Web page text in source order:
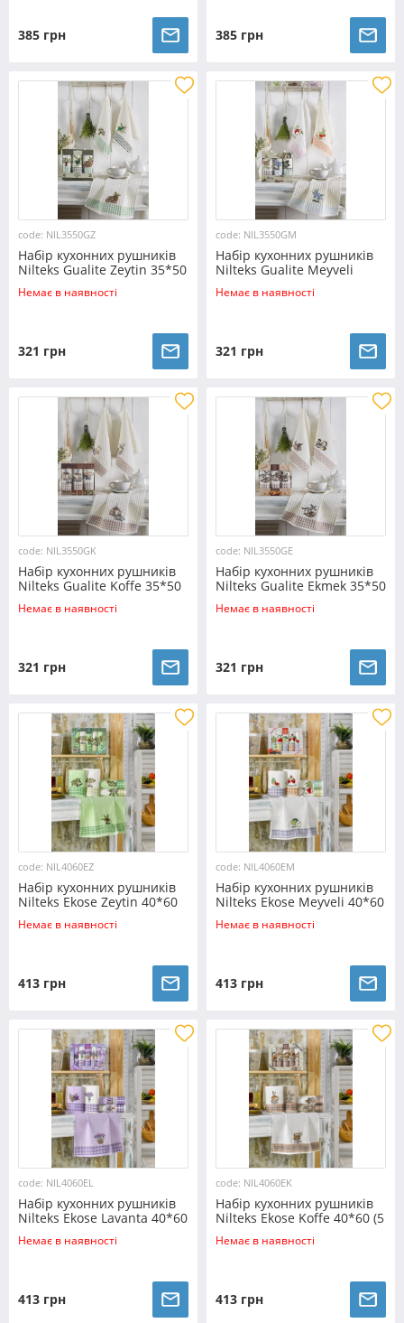
385 грн 385 грн
code: NIL3550GZ
Набір кухонних рушників
Nilteks Gualite Zeytin 35*50
(3 шт)
Немає в наявності
321 грн
code: NIL3550GM
Набір кухонних рушників
Nilteks Gualite Meyveli
35*50 (3 шт)
Немає в наявності
321 грн
code: NIL3550GK
Набір кухонних рушників
Nilteks Gualite Koffe 35*50
(3 шт)
Немає в наявності
321 грн
code: NIL3550GE
Набір кухонних рушників
Nilteks Gualite Ekmek 35*50
(3 шт)
Немає в наявності
321 грн
code: NIL4060EZ
Набір кухонних рушників
Nilteks Ekose Zeytin 40*60
(5 шт)
Немає в наявності
413 грн
code: NIL4060EM
Набір кухонних рушників
Nilteks Ekose Meyveli 40*60
(5 шт)
Немає в наявності
413 грн
code: NIL4060EL
Набір кухонних рушників
Nilteks Ekose Lavanta 40*60
(5 шт)
Немає в наявності
413 грн
code: NIL4060EK
Набір кухонних рушників
Nilteks Ekose Koffe 40*60 (5
шт)
Немає в наявності
413 грн